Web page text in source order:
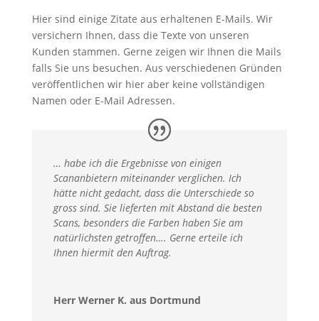
Hier sind einige Zitate aus erhaltenen E-Mails. Wir
versichern Ihnen, dass die Texte von unseren
Kunden stammen. Gerne zeigen wir Ihnen die Mails
falls Sie uns besuchen. Aus verschiedenen Gründen
veröffentlichen wir hier aber keine vollständigen
Namen oder E-Mail Adressen.
… habe ich die Ergebnisse von einigen
Scananbietern miteinander verglichen. Ich
hätte nicht gedacht, dass die Unterschiede so
gross sind. Sie lieferten mit Abstand die besten
Scans, besonders die Farben haben Sie am
natürlichsten getroffen…. Gerne erteile ich
Ihnen hiermit den Auftrag.
Herr Werner K. aus Dortmund